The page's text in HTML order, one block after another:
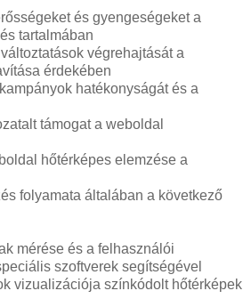
és gyengeségeket a
tartalmában
végrehajtását a
érdekében
hatékonyságát és a
támogat a weboldal
hőtérképes elemzése a
folyamata általában a következő
mérése és a felhasználói
szoftverek segítségével
vizualizációja színkódolt hőtérképek